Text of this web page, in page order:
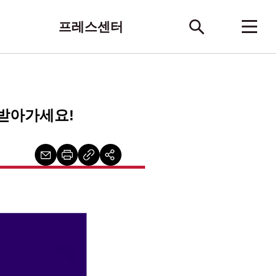
프레스센터
아가세요!